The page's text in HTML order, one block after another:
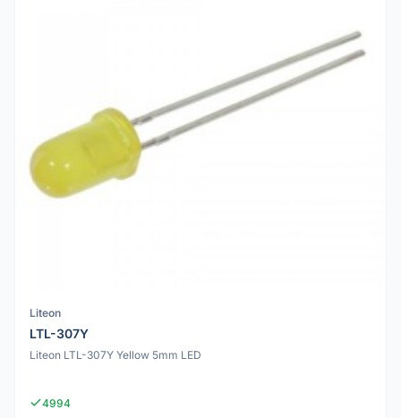
Liteon
LTL-307Y
Liteon LTL-307Y Yellow 5mm LED
4994